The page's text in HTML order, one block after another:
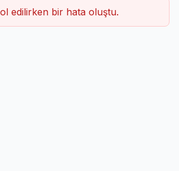
edilirken bir hata oluştu.